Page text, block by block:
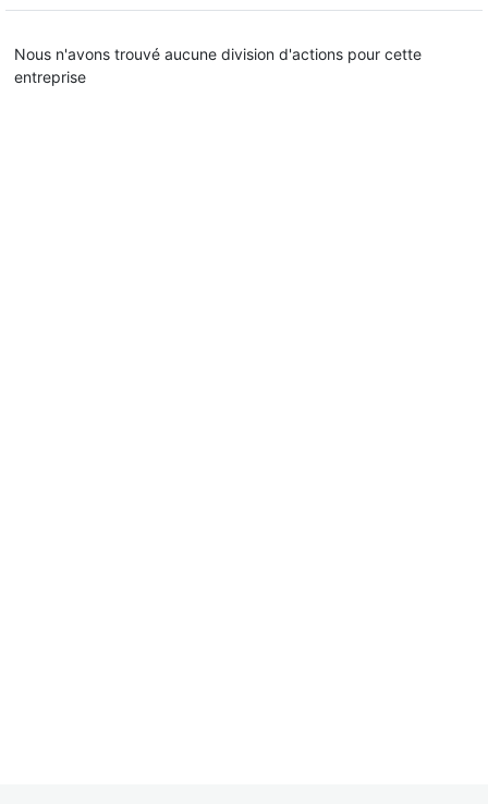
Nous n'avons trouvé aucune division d'actions pour cette
entreprise